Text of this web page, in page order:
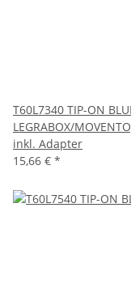
T60L7340 TIP-ON
LEGRABOX/
inkl. Adapter
15,66 € *